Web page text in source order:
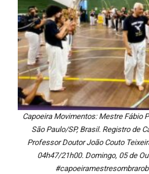
Capoeira Movimentos: Mestre Fábio
São Paulo/SP, Brasil. Registro de
Professor Doutor João Couto
04h47/21h00. Domingo, 05 de